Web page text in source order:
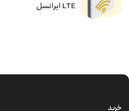
LTE ایرانسل
خرید